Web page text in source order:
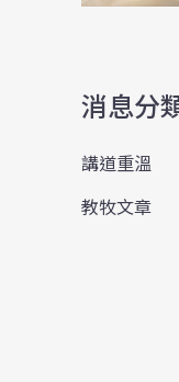
消息分
講道重溫
教牧文章